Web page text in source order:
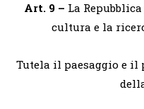
Art. 9 – La
cultura e la
Tutela il paesaggio e